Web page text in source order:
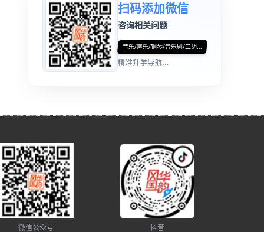
扫码添加微信
咨询相关问题
音乐/声乐/钢琴/音乐剧/二胡...
精准升学导航...
微信公众号 抖音